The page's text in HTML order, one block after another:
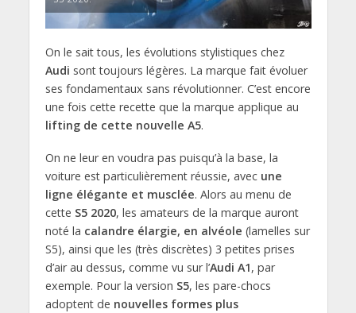
On le sait tous, les évolutions stylistiques chez
Audi sont toujours légères. La marque fait évoluer
ses fondamentaux sans révolutionner. C’est encore
une fois cette recette que la marque applique au
lifting de cette nouvelle A5.
On ne leur en voudra pas puisqu’à la base, la
voiture est particulièrement réussie, avec une
ligne élégante et musclée. Alors au menu de
cette S5 2020, les amateurs de la marque auront
noté la calandre élargie, en alvéole (lamelles sur
S5), ainsi que les (très discrètes) 3 petites prises
d’air au dessus, comme vu sur l’Audi A1, par
exemple. Pour la version S5, les pare-chocs
adoptent de nouvelles formes plus